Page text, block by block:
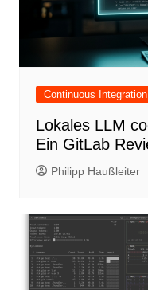
Continuous Integration
Lokales LLM
Ein GitLab
Philipp Haußleiter